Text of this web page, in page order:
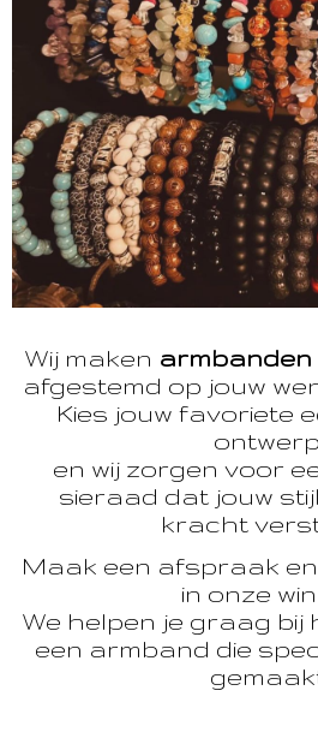
Wij maken armbanden
afgestemd op jouw
Kies jouw favoriete
ontwerp,
en wij zorgen voor
sieraad dat jouw
kracht
Maak een afspraak
in onze
We helpen je graag bij
een armband die